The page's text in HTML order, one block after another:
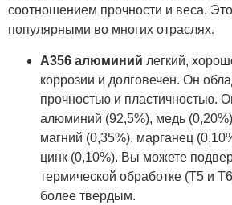
соотношением прочности и веса.
популярными во многих отраслях.
А356 алюминий легкий,
коррозии и долговечен. Он
прочностью и пластичностью.
алюминий (92,5%), медь
магний (0,35%), марганец
цинк (0,10%). Вы можете
термической обработке (Т5 и
более твердым.